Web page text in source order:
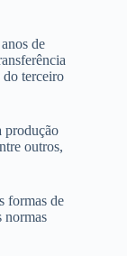
de
do terceiro
produção
outros,
formas de
normas